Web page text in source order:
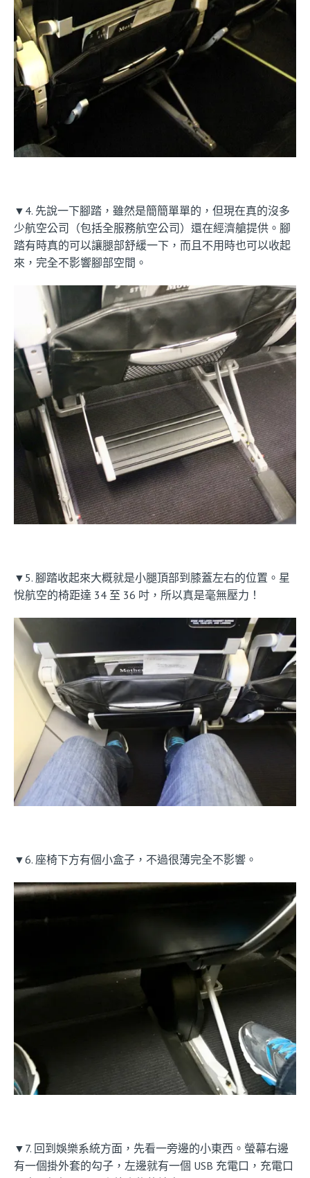
▼4. 先說一下腳踏，雖然是簡簡單單的，但現在真的沒多
少航空公司（包括全服務航空公司）還在經濟艙提供。腳
踏有時真的可以讓腿部舒緩一下，而且不用時也可以收起
來，完全不影響腳部空間。
▼5. 腳踏收起來大概就是小腿頂部到膝蓋左右的位置。星
悅航空的椅距達 34 至 36 吋，所以真是毫無壓力！
▼6. 座椅下方有個小盒子，不過很薄完全不影響。
▼7. 回到娛樂系統方面，先看一旁邊的小東西。螢幕右邊
有一個掛外套的勾子，左邊就有一個 USB 充電口，充電口